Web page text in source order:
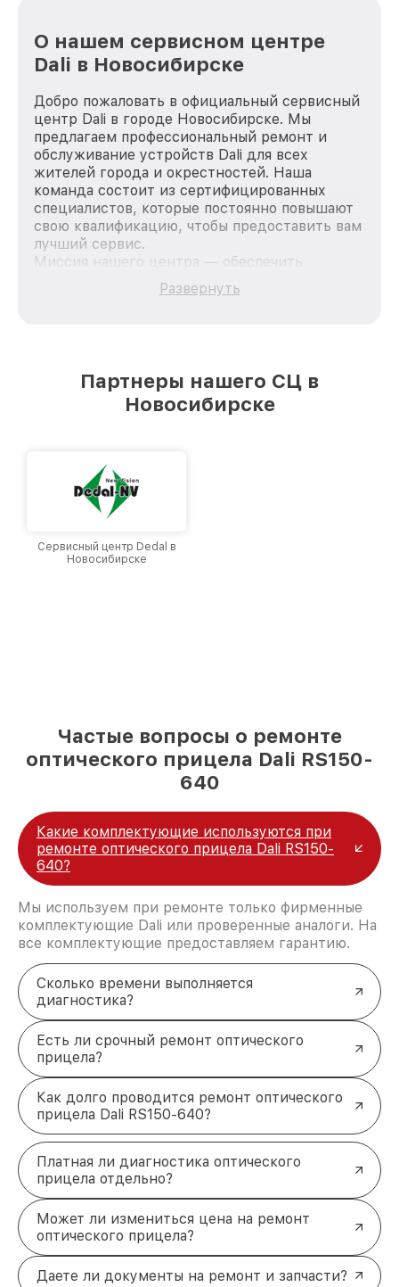
О нашем сервисном центре
Dali в Новосибирске
Добро пожаловать в официальный сервисный
центр Dali в городе Новосибирске. Мы
предлагаем профессиональный ремонт и
обслуживание устройств Dali для всех
жителей города и окрестностей. Наша
команда состоит из сертифицированных
специалистов, которые постоянно повышают
свою квалификацию, чтобы предоставить вам
лучший сервис.
Миссия нашего центра — обеспечить
качественный и доступный ремонт для
каждого пользователя продукции Dali, вне
лучшим сервисным центром Dali в городе
Новосибирске, постоянно повышая уровень
Развернуть
Партнеры нашего СЦ в
Новосибирске
Сервисный центр Dedal в
Новосибирске
Частые вопросы о ремонте
оптического прицела Dali RS150-
640
Какие комплектующие используются при
ремонте оптического прицела Dali RS150-
640?
Мы используем при ремонте только фирменные
комплектующие Dali или проверенные аналоги. На
все комплектующие предоставляем гарантию.
Сколько времени выполняется
диагностика?
Есть ли срочный ремонт оптического
прицела?
Как долго проводится ремонт оптического
прицела Dali RS150-640?
Платная ли диагностика оптического
прицела отдельно?
Может ли измениться цена на ремонт
оптического прицела?
Даете ли документы на ремонт и запчасти?